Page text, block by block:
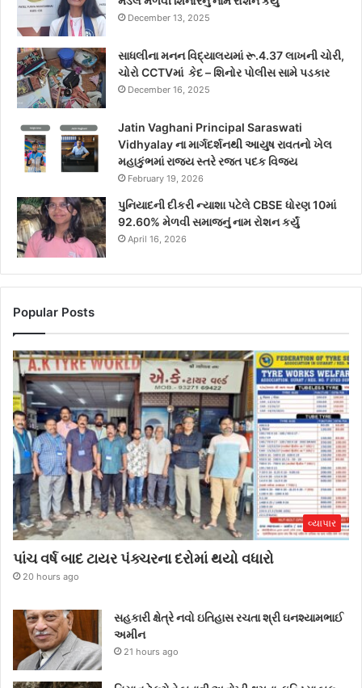
December 13, 2025
સાધલીના મનન વિદ્યાલયમાં રૂ.4.37 લાખની ચોરી,
ચોરો CCTVમાં કેદ – શિનોર પોલીસ સામે પડકાર
December 16, 2025
Jatin Vaghani Principal Saraswati
Vidhyalay ના માર્ગદર્શનથી આયુષ રાવતનો ખેલ
મહાકુંભમાં રાજ્ય સ્તરે રજત પદક વિજય
February 19, 2026
પુનિયાદની દીકરી ન્યાશા પટેલે CBSE ધોરણ 10માં
92.60% મેળવી સમાજનું નામ રોશન કર્યું
April 16, 2026
Popular Posts
વ્યાપાર
પાંચ વર્ષ બાદ ટાયર પંક્ચરના દરોમાં થયો વધારો
20 hours ago
સહકારી ક્ષેત્રે નવો ઇતિહાસ રચતા શ્રી ઘનશ્યામભાઈ
અમીન
21 hours ago